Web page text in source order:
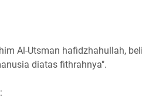
Al-Utsman hafidzhahullah,
diatas fithrahnya".